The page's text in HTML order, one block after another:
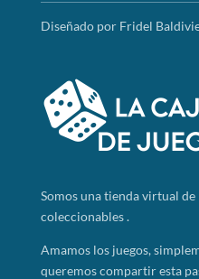
Diseñado por Fridel
Somosuna tienda virtual de
coleccionables .
Amamos los juegos,
queremos compartir esta